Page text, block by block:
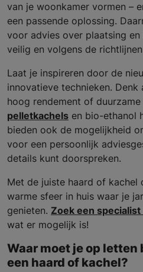
van je woonkamer vormen –
een passende oplossing.
voor advies over plaatsing
veilig en volgens de
Laat je inspireren door de
innovatieve technieken. Denk
hoog rendement of
pelletkachels en bio-ethanol
bieden ook de mogelijkheid
voor een persoonlijk
details kunt doorspreken.
Met de juiste haard of kachel
warme sfeer in huis waar je
genieten. Zoek een
wat er mogelijk is!
Waar moet je op letten
een haard of kachel?